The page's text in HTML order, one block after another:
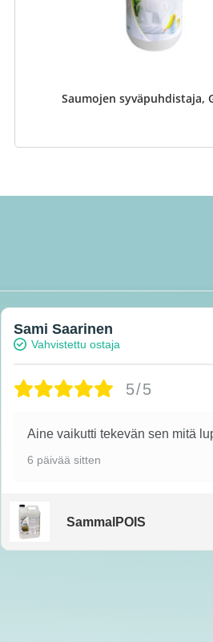
Saumojen syväpuhdistaja,
Sami Saarinen
Vahvistettu ostaja
5/5
Aine vaikutti tekevän sen mitä
6 päivää sitten
SammalPOIS